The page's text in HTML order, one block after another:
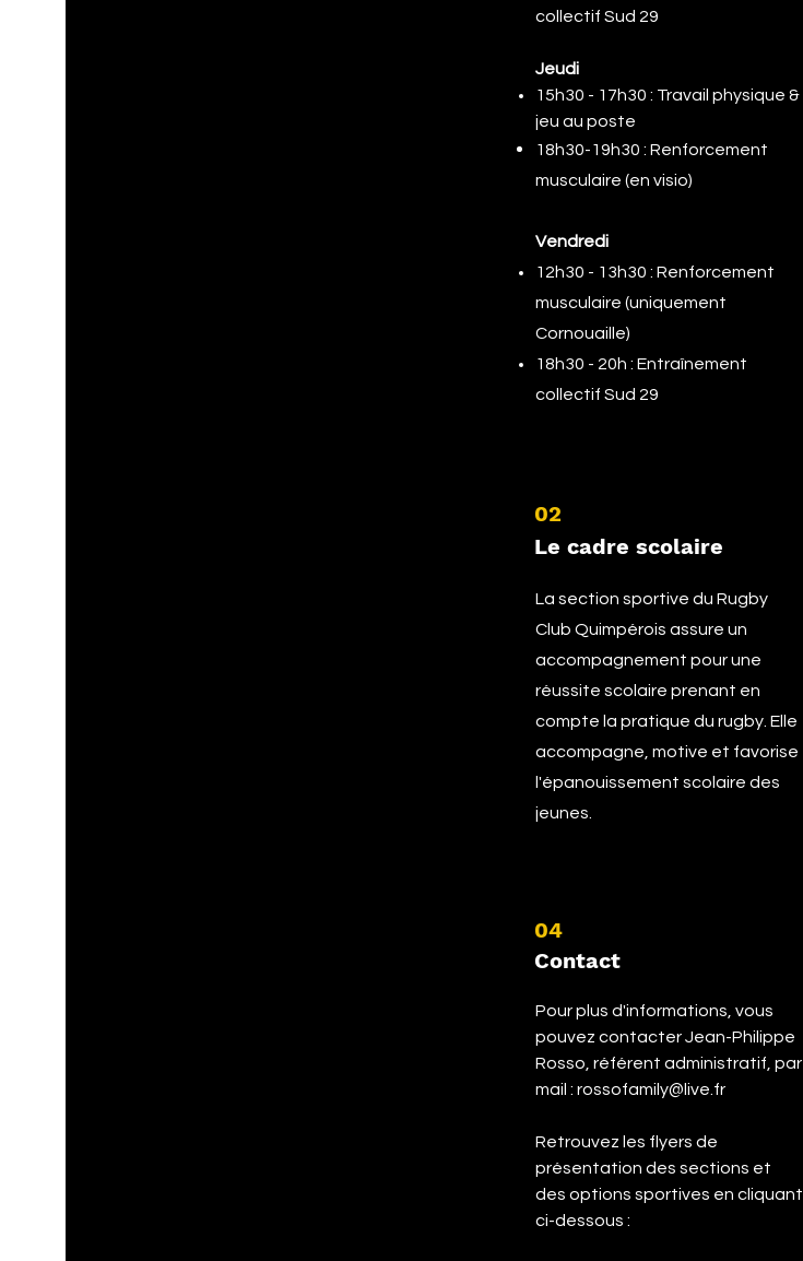
collectif Sud 29​
Jeudi
15h30 - 17h30 : Travail physique &
jeu au poste
18h30-19h30 : Renforcement
musculaire (en visio)
Vendredi
12h30 - 13h30 : Renforcement
musculaire (uniquement
Cornouaille)
18h30 - 20h : Entraînement
collectif Sud 29
02
Le cadre scolaire
La section sportive du Rugby
Club Quimpérois assure un
accompagnement pour une
réussite scolaire prenant en
compte la pratique du rugby. Elle
accompagne, motive et favorise
l'épanouissement scolaire des
jeunes.
04
Contact
Pour plus d'informations, vous
pouvez contacter Jean-Philippe
Rosso, référent administratif, par
mail :rossofamily@live.fr
Retrouvez les flyers de
présentation des sections et
des options sportives en cliquant
ci-dessous :